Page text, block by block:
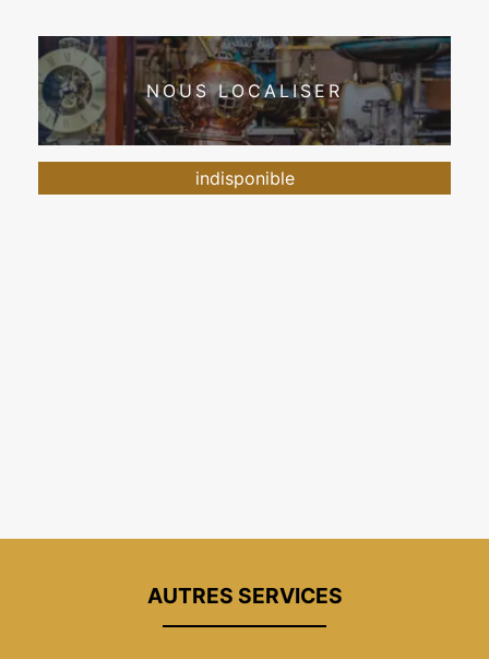
NOUS LOCALISER
indisponible
AUTRES SERVICES